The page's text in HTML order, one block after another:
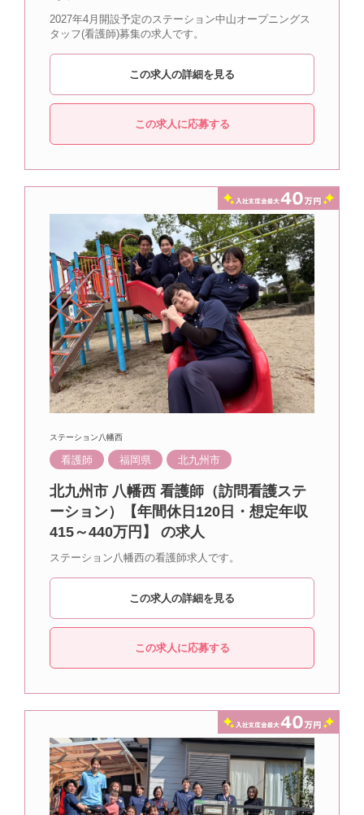
2027年4月開設予定のステーション中山オープニングス
タッフ(看護師)募集の求人です。
この求人の詳細を見る
この求人に応募する
ステーション八幡西
看護師 福岡県 北九州市
北九州市 八幡西 看護師（訪問看護ステ
ーション）【年間休日120日・想定年収
415～440万円】 の求人
ステーション八幡西の看護師求人です。
この求人の詳細を見る
この求人に応募する